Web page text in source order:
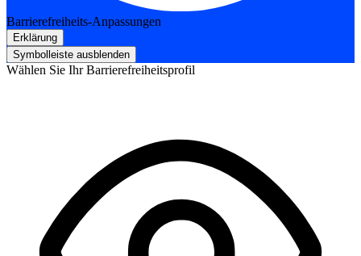
Barrierefreiheits-Anpassungen
Erklärung
Symbolleiste ausblenden
Wählen Sie Ihr Barrierefreiheitsprofil